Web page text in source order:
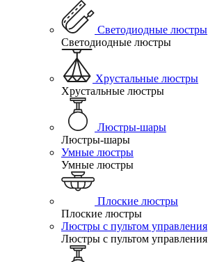
Светодиодные люстры
Светодиодные люстры
Хрустальные люстры
Хрустальные люстры
Люстры-шары
Люстры-шары
Умные люстры
Умные люстры
Плоские люстры
Плоские люстры
Люстры с пультом управления
Люстры с пультом управления